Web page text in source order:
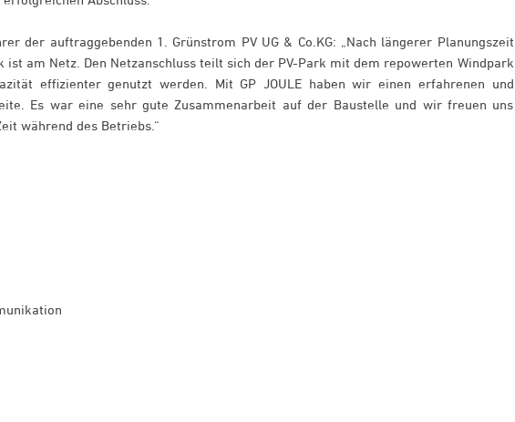
der auftraggebenden 1. Grünstrom PV UG & Co.KG: „Nach längerer Planungszeit
ist am Netz. Den Netzanschluss teilt sich der PV-Park mit dem repowerten Windpark
effizienter genutzt werden. Mit GP JOULE haben wir einen erfahrenen und
Es war eine sehr gute Zusammenarbeit auf der Baustelle und wir freuen uns
während des Betriebs.“